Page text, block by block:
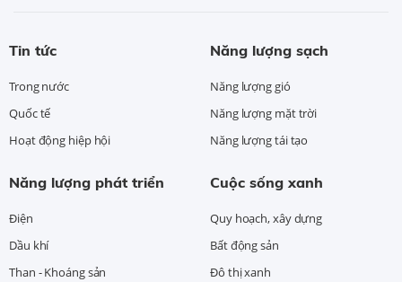
Tin tức
Trong nước
Quốc tế
Hoạt động hiệp hội
Năng lượng sạch
Năng lượng gió
Năng lượng mặt trời
Năng lượng tái tạo
Năng lượng phát triển
Điện
Dầu khí
Than - Khoáng sản
Cuộc sống xanh
Quy hoạch, xây dựng
Bất động sản
Đô thị xanh